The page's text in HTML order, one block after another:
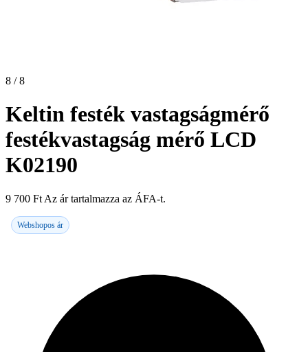
8 / 8
Keltin festék vastagságmérő
festékvastagság mérő LCD
K02190
9 700 Ft Az ár tartalmazza az ÁFA-t.
Webshopos ár